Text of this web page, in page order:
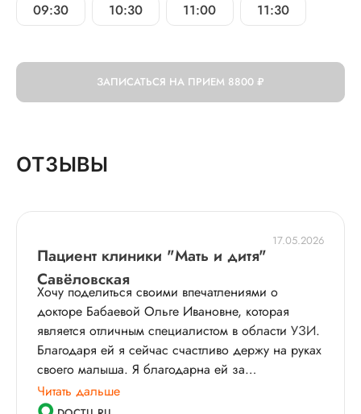
09:30 10:30 11:00 11:30
ЗАПИСАТЬСЯ НА ПРИЕМ 8800 ₽
ОТЗЫВЫ
17.05.2026
Пациент клиники "Мать и дитя"
Савёловская
Хочу поделиться своими впечатлениями о
докторе Бабаевой Ольге Ивановне, которая
является отличным специалистом в области УЗИ.
Благодаря ей я сейчас счастливо держу на руках
своего малыша. Я благодарна ей за
внимательное отношение, заботу и
профессиональный подход к лечению. Большое
Читать дальше